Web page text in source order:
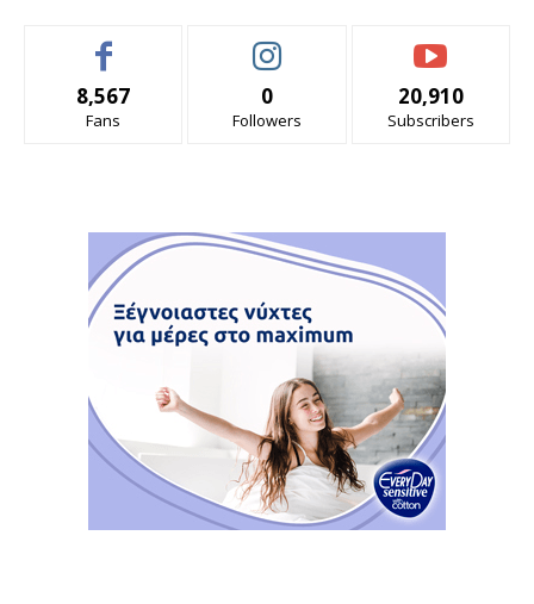
8,567
Fans
0
Followers
20,910
Subscribers